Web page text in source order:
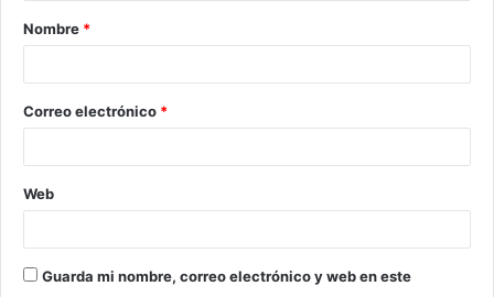
Nombre *
Correo electrónico *
Web
Guarda mi nombre, correo electrónico y web en este